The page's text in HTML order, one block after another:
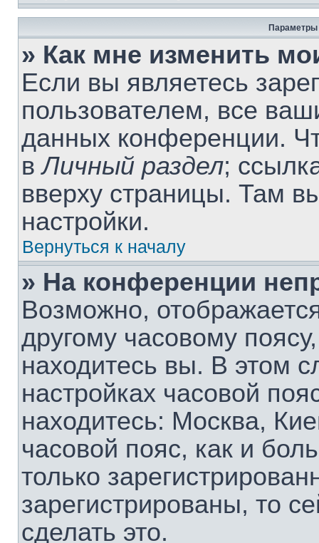
Параметры
» Как мне изменить
Если вы являетесь
пользователем, все
данных конференции.
вЛичный раздел;
вверху страницы. Там
настройки.
Вернуться к началу
» На конференции
Возможно,
другому часовому
находитесь вы. В этом
настройках часовой
находитесь: Москва,
часовой пояс, как и
только
зарегистрированы, то
сделать это.